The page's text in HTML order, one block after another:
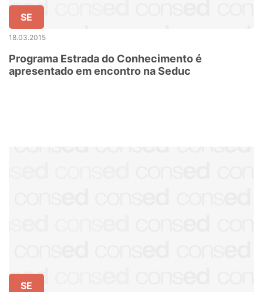
SE
18.03.2015
Programa Estrada do Conhecimento é
apresentado em encontro na Seduc
SE